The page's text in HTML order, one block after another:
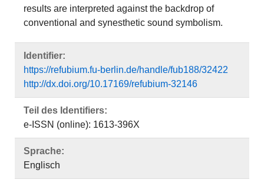
results are interpreted against the backdrop of
conventional and synesthetic sound symbolism.
Identifier:
https://refubium.fu-berlin.de/handle/fub188/32422
http://dx.doi.org/10.17169/refubium-32146
Teil des Identifiers:
e-ISSN (online): 1613-396X
Sprache:
Englisch